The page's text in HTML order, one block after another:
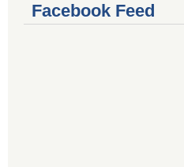
Facebook Feed